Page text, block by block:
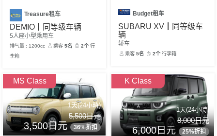
Treasure租车
DEMIO┃同等级车辆
5人座小型乘用车
排气量 : 1200cc 乘客5名 2个行
李箱
Budget租车
SUBARU XV┃同等级车
辆
轿车
乘客5名 2个行李箱
MS Class
1天(24小時)
5,500日元
3,500日元 36%折扣
K Class
1天(24小時)
8,000日元
6,000日元 25%折扣